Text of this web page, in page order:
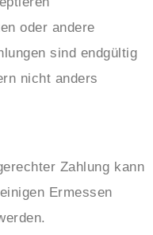
oder andere
sind endgültig
nicht anders
Zahlung kann
Ermessen